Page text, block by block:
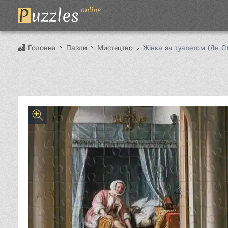
Puzzles online
Головна Пазли Мистецтво Жінка за туалетом (Ян